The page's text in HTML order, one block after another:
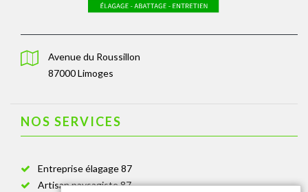
Avenue du Roussillon
87000 Limoges
NOS SERVICES
Entreprise élagage 87
Artisan paysagiste 87